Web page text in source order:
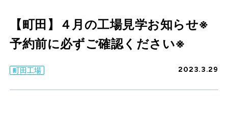
【町田】４月の工場見学お知らせ※
予約前に必ずご確認ください※
町田工場 2023.3.29